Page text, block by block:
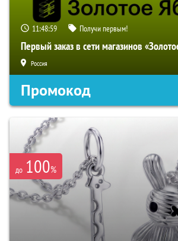
11:48:58 Получи первым!
Первый заказ в сети магазинов
Россия
Промокод
до 100%